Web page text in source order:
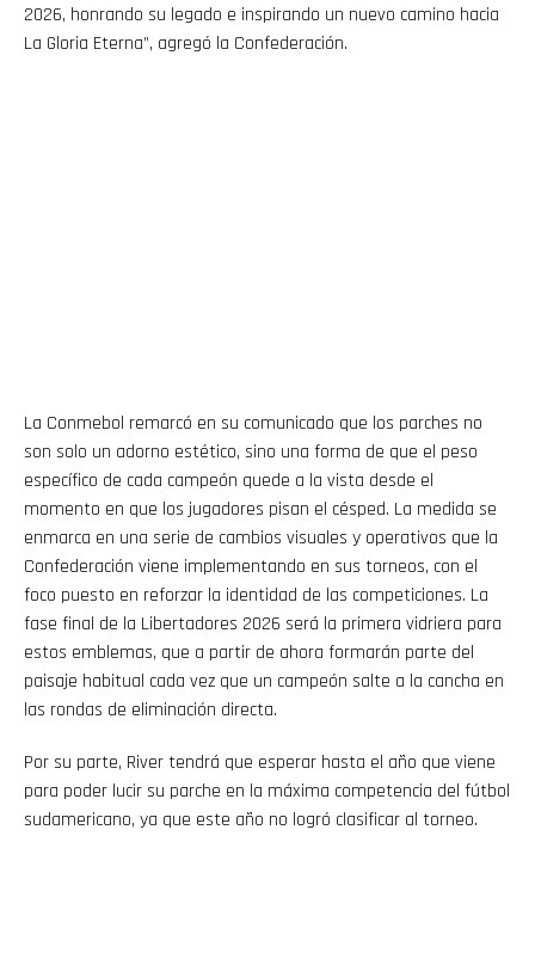
2026, honrando su legado e inspirando un nuevo camino hacia
La Gloria Eterna”, agregó la Confederación.
La Conmebol remarcó en su comunicado que los parches no
son solo un adorno estético, sino una forma de que el peso
específico de cada campeón quede a la vista desde el
momento en que los jugadores pisan el césped. La medida se
enmarca en una serie de cambios visuales y operativos que la
Confederación viene implementando en sus torneos, con el
foco puesto en reforzar la identidad de las competiciones. La
fase final de la Libertadores 2026 será la primera vidriera para
estos emblemas, que a partir de ahora formarán parte del
paisaje habitual cada vez que un campeón salte a la cancha en
las rondas de eliminación directa.
Por su parte, River tendrá que esperar hasta el año que viene
para poder lucir su parche en la máxima competencia del fútbol
sudamericano, ya que este año no logró clasificar al torneo.